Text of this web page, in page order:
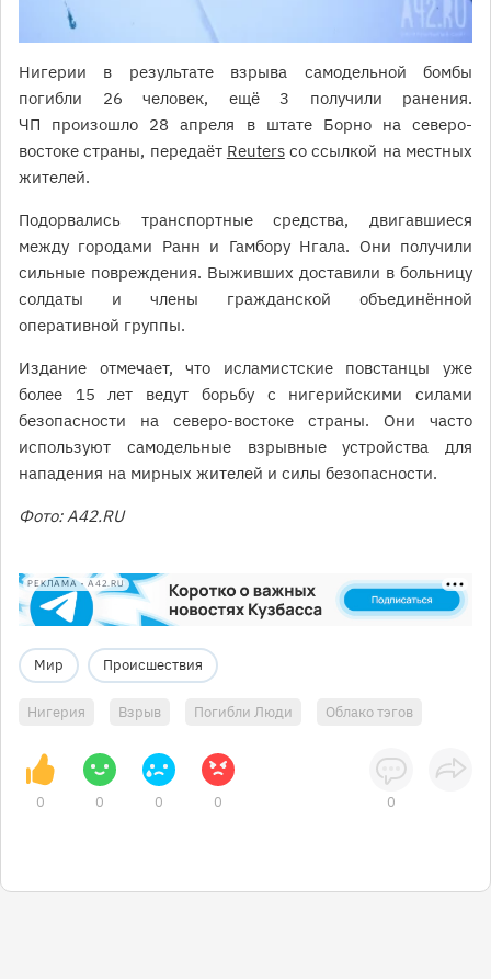
Нигерии в результате взрыва самодельной бомбы
погибли 26 человек, ещё 3 получили ранения.
ЧП произошло 28 апреля в штате Борно на северо-
востоке страны, передаёт Reutersсо ссылкой на местных
жителей.
Подорвались транспортные средства, двигавшиеся
между городами Ранн и Гамбору Нгала. Они получили
сильные повреждения. Выживших доставили в больницу
солдаты и члены гражданской объединённой
оперативной группы.
Издание отмечает, что исламистские повстанцы уже
более 15 лет ведут борьбу с нигерийскими силами
безопасности на северо-востоке страны. Они часто
используют самодельные взрывные устройства для
нападения на мирных жителей и силы безопасности.
Фото: А42.RU
РЕКЛАМА • A42.RU
Мир Происшествия
Нигерия Взрыв Погибли Люди Облако тэгов
0 0 0 0 0